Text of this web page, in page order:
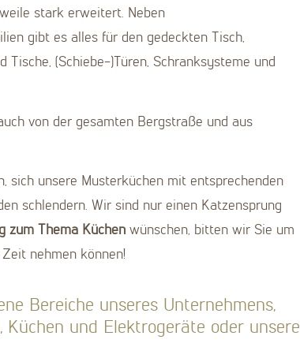
stark erweitert. Neben
gibt es alles für den gedeckten Tisch,
Tische, (Schiebe-)Türen, Schranksysteme und
auch von der gesamten Bergstraße und aus
sich unsere Musterküchen mit entsprechenden
schlendern. Wir sind nur einen Katzensprung
zum Thema Küchen wünschen, bitten wir Sie um
nehmen können!
Bereiche unseres Unternehmens,
und Elektrogeräte oder unsere